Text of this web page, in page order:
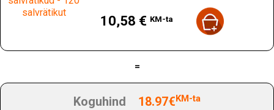
10,58 € KM-ta
=
Koguhind 18.97€KM-ta